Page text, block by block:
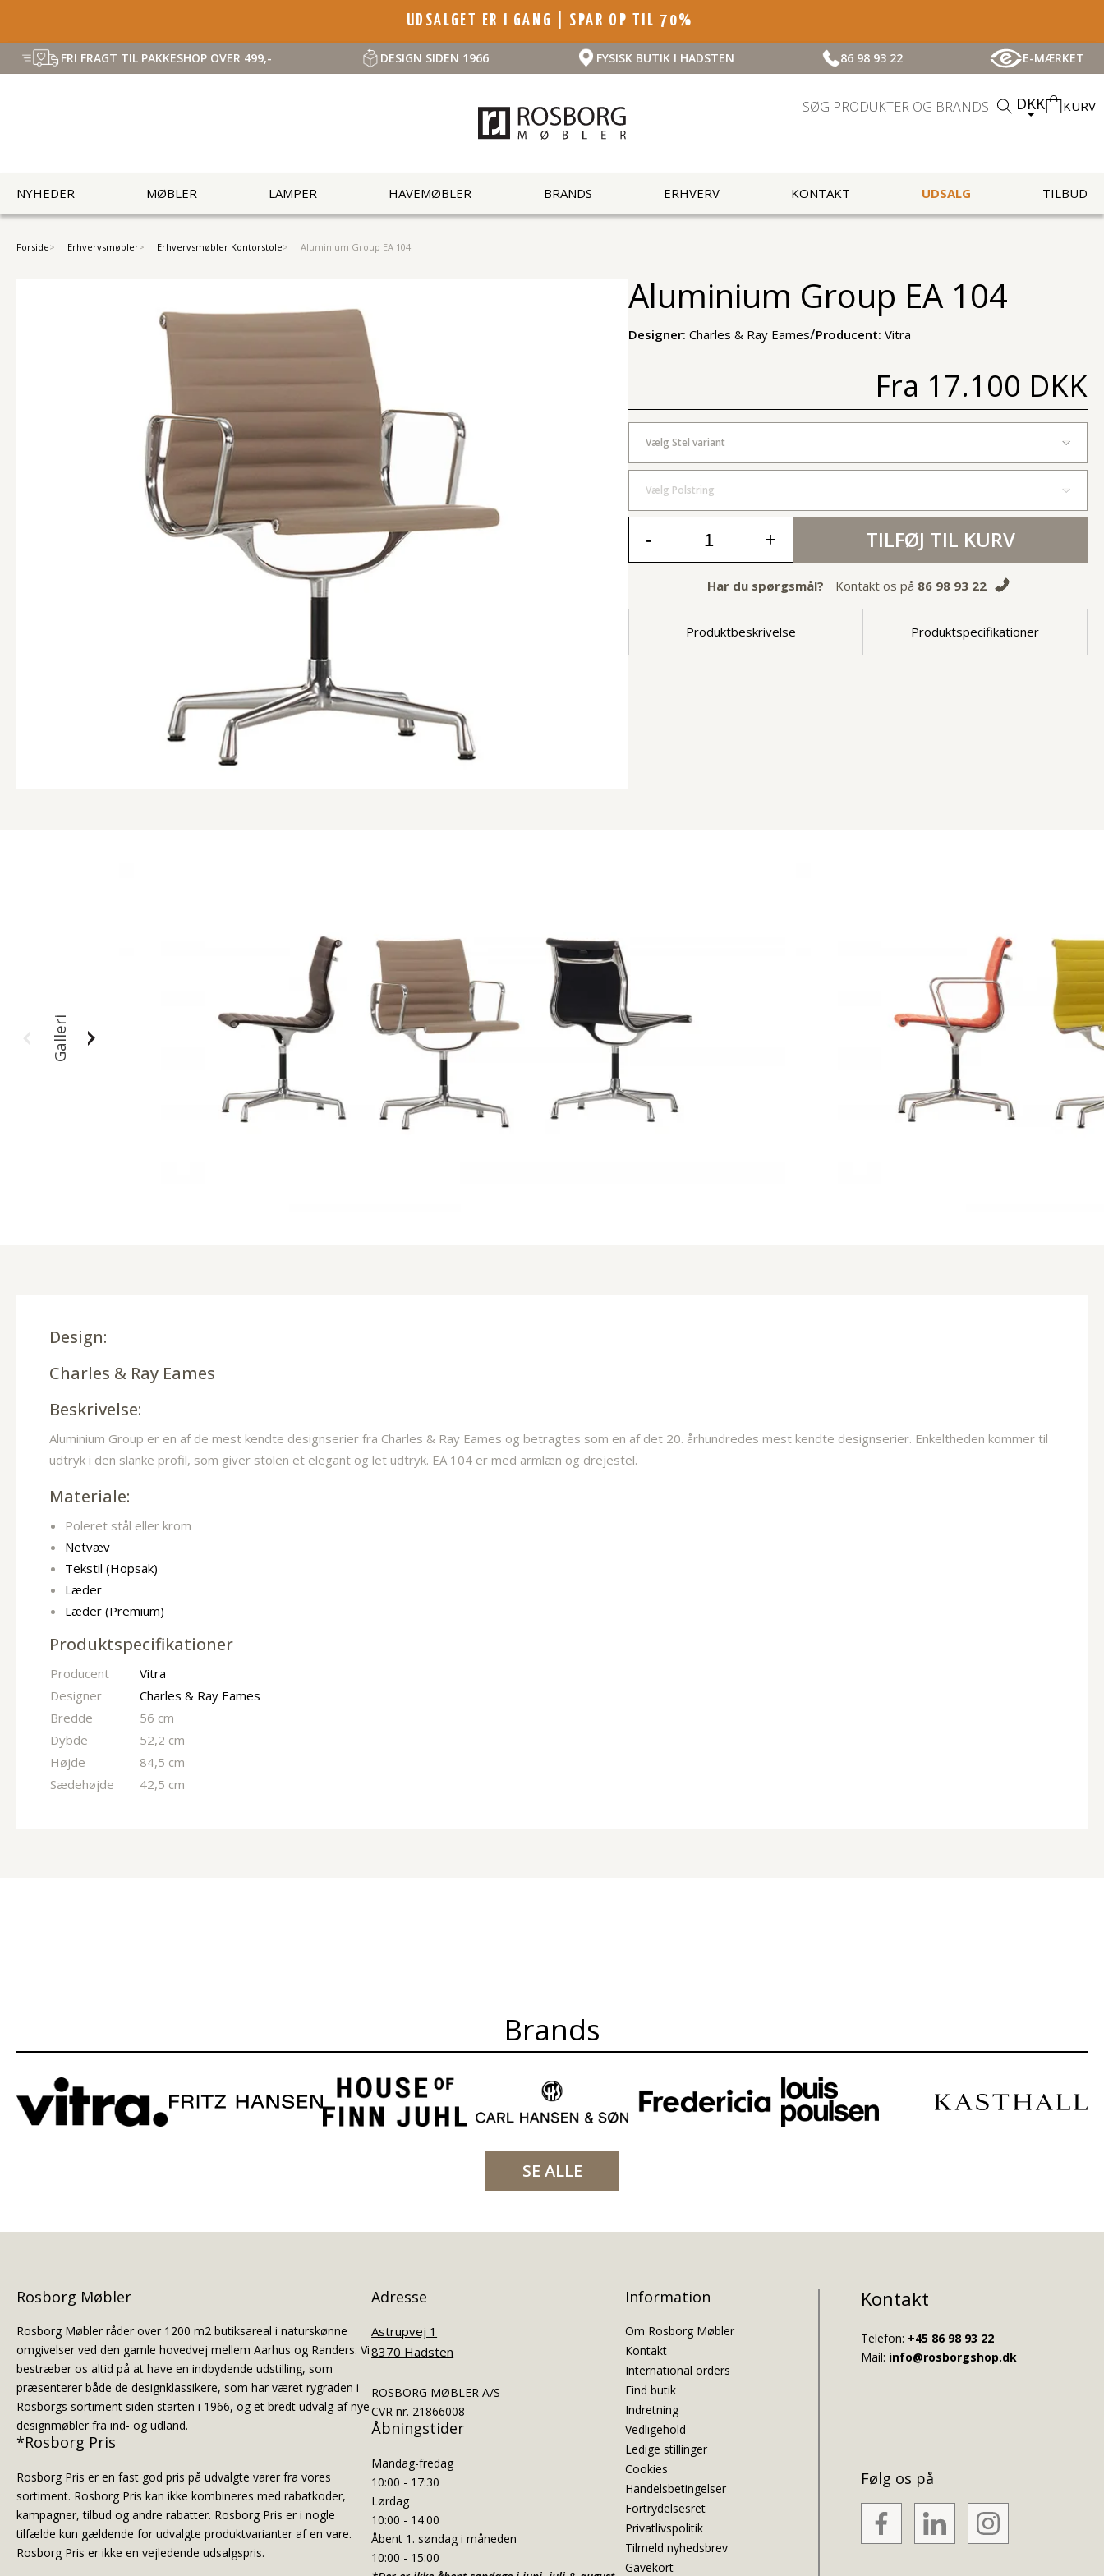
UDSALGET ER I GANG | SPAR OP TIL 70%
FRI FRAGT TIL PAKKESHOP OVER 499,- DESIGN SIDEN 1966 FYSISK BUTIK I HADSTEN 86 98 93 22 E-MÆRKET
DKK KURV
NYHEDER MØBLER LAMPER HAVEMØBLER BRANDS ERHVERV KONTAKT UDSALG TILBUD
Forside Erhvervsmøbler Erhvervsmøbler Kontorstole Aluminium Group EA 104
Aluminium Group EA 104
Designer:Charles & Ray Eames/Producent:Vitra
Fra 17.100 DKK
Vælg Stel variant
Vælg Polstring
- + TILFØJ TIL KURV
Har du spørgsmål? Kontakt os på 86 98 93 22
Produktbeskrivelse Produktspecifikationer
Galleri
Design:
Charles & Ray Eames
Beskrivelse:
Aluminium Group er en af de mest kendte designserier fra Charles & Ray Eames og betragtes som en af det 20. århundredes mest kendte designserier. Enkeltheden kommer til
udtryk i den slanke profil, som giver stolen et elegant og let udtryk. EA 104 er med armlæn og drejestel.
Materiale:
Poleret stål eller krom
Netvæv
Tekstil (Hopsak)
Læder
Læder (Premium)
Produktspecifikationer
Producent
Vitra
Designer
Charles & Ray Eames
Bredde
56 cm
Dybde
52,2 cm
Højde
84,5 cm
Sædehøjde
42,5 cm
Brands
SE ALLE
Rosborg Møbler
Rosborg Møbler råder over 1200 m2 butiksareal i naturskønne
omgivelser ved den gamle hovedvej mellem Aarhus og Randers. Vi
bestræber os altid på at have en indbydende udstilling, som
præsenterer både de designklassikere, som har været rygraden i
Rosborgs sortiment siden starten i 1966, og et bredt udvalg af nye
designmøbler fra ind- og udland.
*Rosborg Pris
Rosborg Pris er en fast god pris på udvalgte varer fra vores
sortiment. Rosborg Pris kan ikke kombineres med rabatkoder,
kampagner, tilbud og andre rabatter. Rosborg Pris er i nogle
tilfælde kun gældende for udvalgte produktvarianter af en vare.
Rosborg Pris er ikke en vejledende udsalgspris.
Adresse
Astrupvej 1
8370 Hadsten
ROSBORG MØBLER A/S
CVR nr. 21866008
Åbningstider
Mandag-fredag
10:00 - 17:30
Lørdag
10:00 - 14:00
Åbent 1. søndag i måneden
10:00 - 15:00
Information
Om Rosborg Møbler
Kontakt
International orders
Find butik
Indretning
Vedligehold
Ledige stillinger
Cookies
Handelsbetingelser
Fortrydelsesret
Privatlivspolitik
Tilmeld nyhedsbrev
Gavekort
Kontakt
Telefon: +45 86 98 93 22
Mail: info@rosborgshop.dk
Følg os på